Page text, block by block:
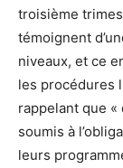
troisième
témoignent
niveaux, et ce
les procédures
rappelant que
soumis à
leurs